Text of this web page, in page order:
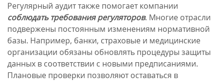
Регулярный аудит также помогает компании
соблюдать требования регуляторов. Многие отрасли
подвержены постоянным изменениям нормативной
базы. Например, банки, страховые и медицинские
организации обязаны обновлять процедуры защиты
данных в соответствии с новыми предписаниями.
Плановые проверки позволяют оставаться в